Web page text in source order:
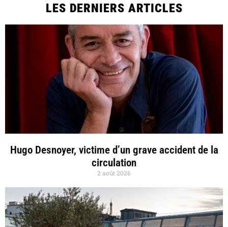
LES DERNIERS ARTICLES
Hugo Desnoyer, victime d’un grave accident de la
circulation
2 août 2026